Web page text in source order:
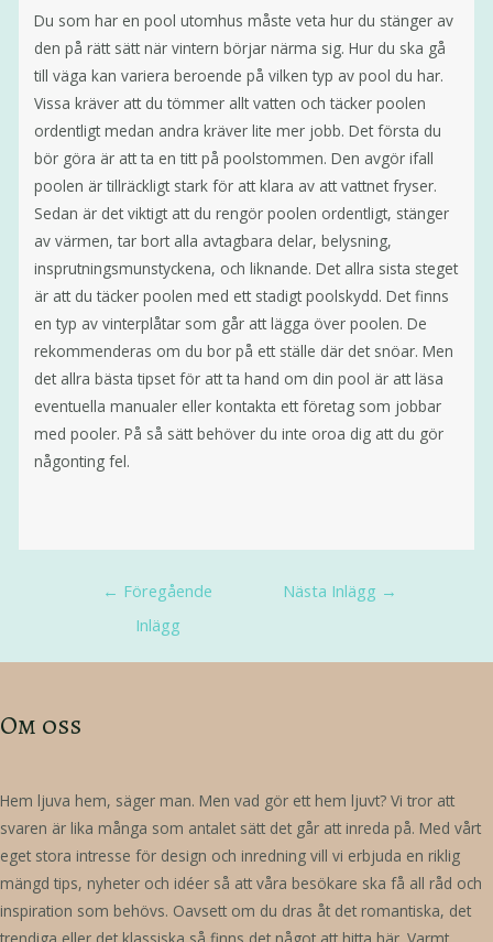
Du som har en pool utomhus måste veta hur du stänger av
den på rätt sätt när vintern börjar närma sig. Hur du ska gå
till väga kan variera beroende på vilken typ av pool du har.
Vissa kräver att du tömmer allt vatten och täcker poolen
ordentligt medan andra kräver lite mer jobb. Det första du
bör göra är att ta en titt på poolstommen. Den avgör ifall
poolen är tillräckligt stark för att klara av att vattnet fryser.
Sedan är det viktigt att du rengör poolen ordentligt, stänger
av värmen, tar bort alla avtagbara delar, belysning,
insprutningsmunstyckena, och liknande. Det allra sista steget
är att du täcker poolen med ett stadigt poolskydd. Det finns
en typ av vinterplåtar som går att lägga över poolen. De
rekommenderas om du bor på ett ställe där det snöar. Men
det allra bästa tipset för att ta hand om din pool är att läsa
eventuella manualer eller kontakta ett företag som jobbar
med pooler. På så sätt behöver du inte oroa dig att du gör
någonting fel.
← Föregående
Inlägg
Nästa Inlägg →
Om oss
Hem ljuva hem, säger man. Men vad gör ett hem ljuvt? Vi tror att
svaren är lika många som antalet sätt det går att inreda på. Med vårt
eget stora intresse för design och inredning vill vi erbjuda en riklig
mängd tips, nyheter och idéer så att våra besökare ska få all råd och
inspiration som behövs. Oavsett om du dras åt det romantiska, det